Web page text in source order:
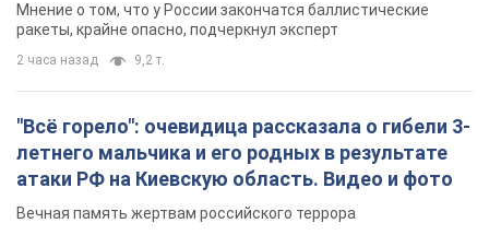
Мнение о том, что у России закончатся баллистические
ракеты, крайне опасно, подчеркнул эксперт
2 часа назад 9,2 т.
"Всё горело": очевидица рассказала о гибели 3-
летнего мальчика и его родных в результате
атаки РФ на Киевскую область. Видео и фото
Вечная память жертвам российского террора